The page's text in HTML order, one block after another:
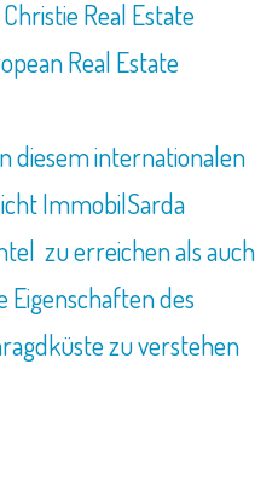
Real Estate
Real Estate
diesem internationalen
ImmobilSarda
zu erreichen als auch
Eigenschaften des
zu verstehen